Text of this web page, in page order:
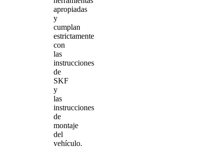
apropiadas
y
cumplan
estrictamente
con
las
instrucciones
de
SKF
y
las
instrucciones
de
montaje
del
vehículo.